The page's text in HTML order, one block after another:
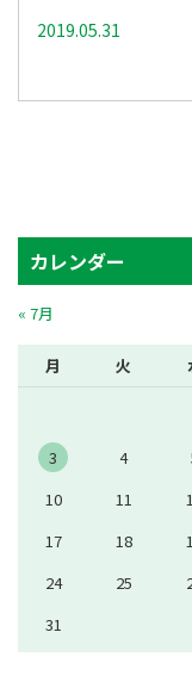
2019.05.31
カレンダー
月 火
3
4
10
11
17
18
24
25
31
« 7月